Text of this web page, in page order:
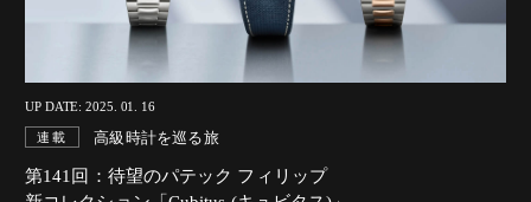
UP DATE: 2025. 01. 16
連載 高級時計を巡る旅
第141回：待望のパテック フィリップ